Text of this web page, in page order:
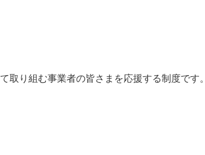
取り組む事業者の皆さまを応援する制度です。